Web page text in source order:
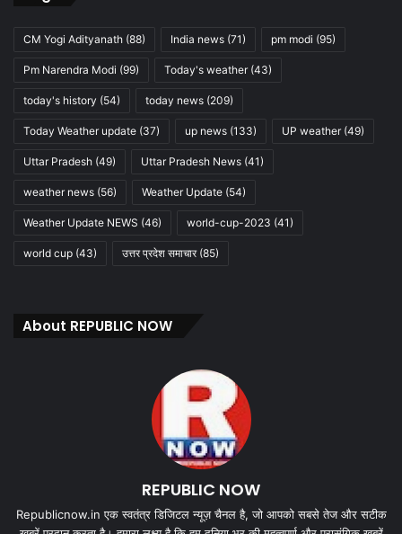
CM Yogi Adityanath (88) India news (71) pm modi (95)
Pm Narendra Modi (99) Today's weather(43)
today's history (54) today news (209)
Today Weather update (37) up news (133) UP weather(49)
Uttar Pradesh (49) Uttar Pradesh News (41)
weather news (56) Weather Update (54)
Weather Update NEWS (46) world-cup-2023 (41)
world cup (43) उत्तर प्रदेश समाचार(85)
About REPUBLIC NOW
REPUBLIC NOW
Republicnow.in एक स्वतंत्र डिजिटल न्यूज़ चैनल है, जो आपको सबसे तेज और सटीक